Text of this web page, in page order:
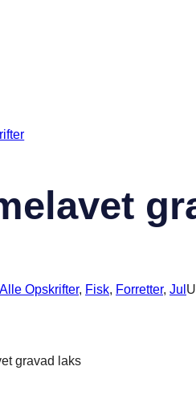
Alle Opskrifter, Fisk, Forretter, Jul